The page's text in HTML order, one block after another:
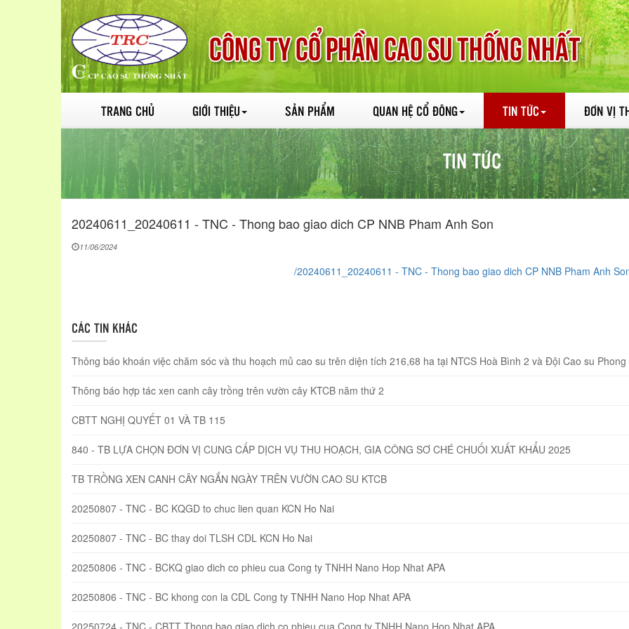
TRANG CHỦ GIỚI THIỆU SẢN PHẨM QUAN HỆ CỔ ĐÔNG TIN TỨC ĐƠN VỊ
TIN TỨC
20240611_20240611 - TNC - Thong bao giao dich CP NNB Pham Anh Son
11/06/2024
/20240611_20240611 - TNC - Thong bao giao dich CP NNB Pham Anh
CÁC TIN KHÁC
Thông báo khoán việc chăm sóc và thu hoạch mủ cao su trên diện tích 216,68 ha tại NTCS Hoà Bình 2 và Đội Cao su Phong
Thông báo hợp tác xen canh cây trồng trên vườn cây KTCB năm thứ 2
CBTT NGHỊ QUYẾT 01 VÀ TB 115
840 - TB LỰA CHỌN ĐƠN VỊ CUNG CẤP DỊCH VỤ THU HOẠCH, GIA CÔNG SƠ CHÉ CHUỐI XUẤT KHẨU 2025
TB TRỒNG XEN CANH CÂY NGẮN NGÀY TRÊN VƯỜN CAO SU KTCB
20250807 - TNC - BC KQGD to chuc lien quan KCN Ho Nai
20250807 - TNC - BC thay doi TLSH CDL KCN Ho Nai
20250806 - TNC - BCKQ giao dich co phieu cua Cong ty TNHH Nano Hop Nhat APA
20250806 - TNC - BC khong con la CDL Cong ty TNHH Nano Hop Nhat APA